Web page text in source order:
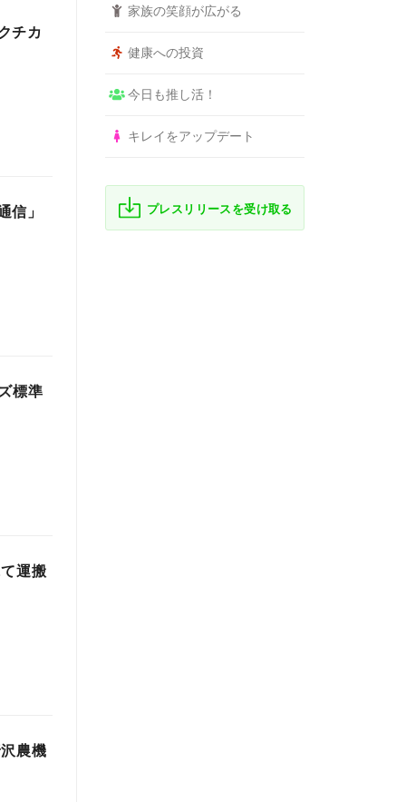
チカ
信」
標準
運搬
農機
家族の笑顔が広がる
健康への投資
今日も推し活！
キレイをアップデート
プレスリリースを受け取る